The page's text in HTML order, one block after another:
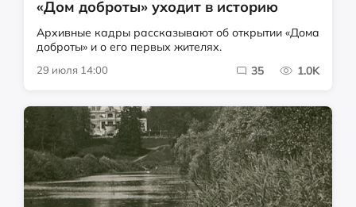
«Дом доброты» уходит в историю
Архивные кадры рассказывают об открытии «Дома
доброты» и о его первых жителях.
29 июля 14:00 35 1.0K